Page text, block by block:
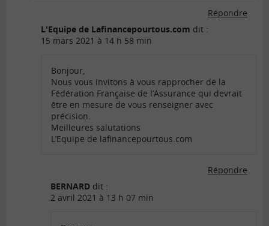
Répondre
L'Equipe de Lafinancepourtous.com dit :
15 mars 2021 à 14 h 58 min
Bonjour,
Nous vous invitons à vous rapprocher de la
Fédération Française de l’Assurance qui devrait
être en mesure de vous renseigner avec
précision.
Meilleures salutations
L’Equipe de lafinancepourtous.com
Répondre
BERNARD dit :
2 avril 2021 à 13 h 07 min